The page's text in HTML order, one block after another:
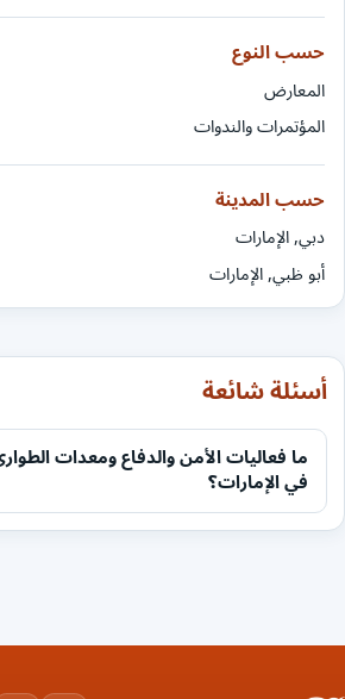
حسب النوع
المعارض
المؤتمرات والندوات
حسب المدينة
دبي, الإمارات
أبو ظبي, الإمارات
أسئلة شائعة
ما فعاليات الأمن والدفاع ومعدات
في الإمارات؟